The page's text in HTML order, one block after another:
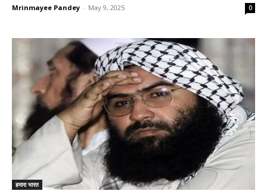
Mrinmayee Pandey - May 9, 2025 0
हमारा भारत